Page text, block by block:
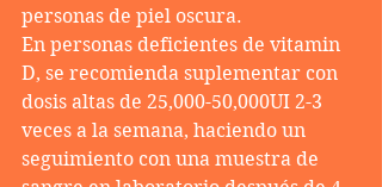
personas de piel oscura.
En personas deficientes de vitamin
D, se recomienda suplementar con
dosis altas de 25,000-50,000UI 2-3
veces a la semana, haciendo un
seguimiento con una muestra de